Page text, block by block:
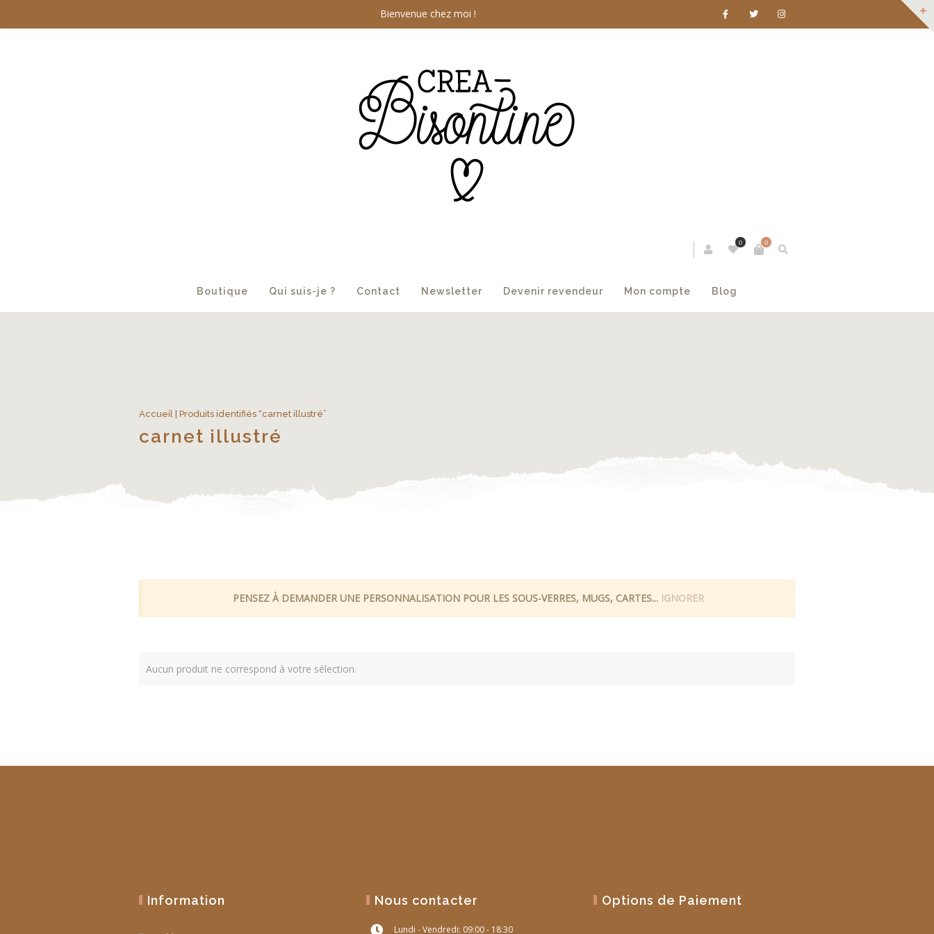
Bienvenue chez moi !
0
0
Boutique Qui suis-je ? Contact Newsletter Devenir revendeur Mon compte Blog
Accueil | Produits identifiés “carnet illustré”
carnet illustré
PENSEZ À DEMANDER UNE PERSONNALISATION POUR LES SOUS-VERRES, MUGS, CARTES... IGNORER
Aucun produit ne correspond à votre sélection.
Information Nous contacter
Lundi - Vendredi: 09:00 - 18:30
Options de Paiement